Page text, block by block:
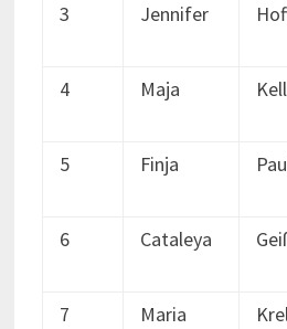
3 Jennifer
4 Maja
5 Finja
6 Cataleya
7 Maria